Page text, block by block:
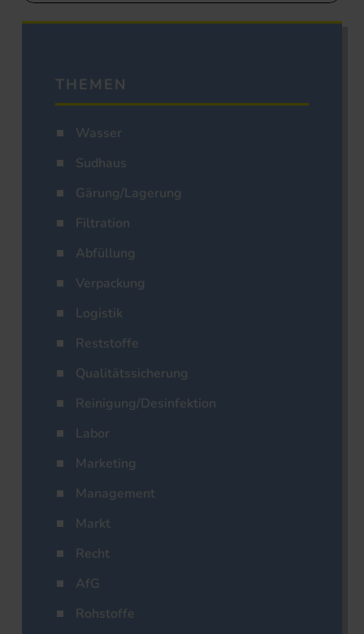
THEMEN
Wasser
Sudhaus
Gärung/Lagerung
Filtration
Abfüllung
Verpackung
Logistik
Reststoffe
Qualitätssicherung
Reinigung/Desinfektion
Labor
Marketing
Management
Markt
Recht
AfG
Rohstoffe